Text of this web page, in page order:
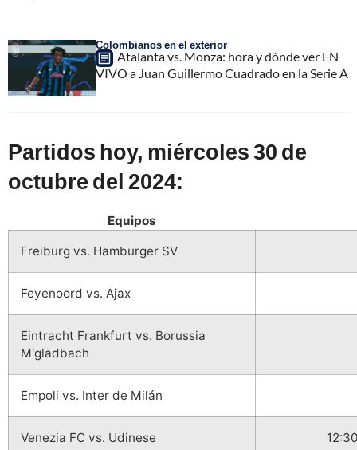
Colombianos en el exterior
Atalanta vs. Monza: hora y dónde ver EN
VIVO a Juan Guillermo Cuadrado en la Serie A
Partidos hoy, miércoles 30 de
octubre del 2024:
Equipos
Freiburg vs. Hamburger SV
Feyenoord vs. Ajax
Eintracht Frankfurt vs. Borussia
M'gladbach
Empoli vs. Inter de Milán
Venezia FC vs. Udinese